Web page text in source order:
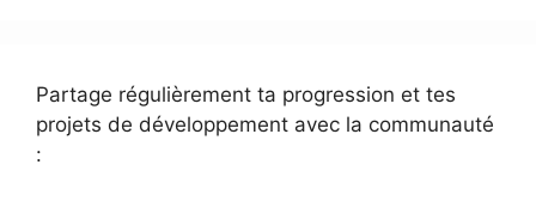
Partage régulièrement ta progression et tes
projets de développement avec la communauté
: